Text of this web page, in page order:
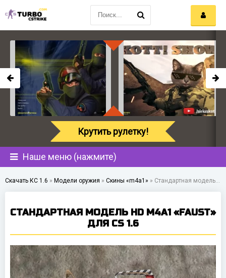
Наше меню (нажмите)
Скачать КС 1.6 » Модели оружия » Скины «m4a1» » Стандартная модель HD M4A1 «Faust» для CS 1.6
СТАНДАРТНАЯ МОДЕЛЬ HD M4A1 «FAUST»
ДЛЯ CS 1.6
Крутить рулетку!